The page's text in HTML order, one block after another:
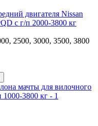
двигателя Nissan
с г/п 2000-3800 кг
2500, 3000, 3500, 3800